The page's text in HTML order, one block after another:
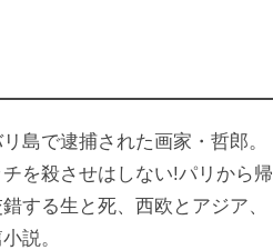
島で逮捕された画家・哲郎。
を殺させはしない!パリから帰
する生と死、西欧とアジア、
説。